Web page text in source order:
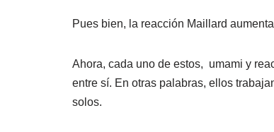
Pues bien, la reacción Maillard
Ahora, cada uno de estos, umami y
entre sí. En otras palabras, ellos
solos.